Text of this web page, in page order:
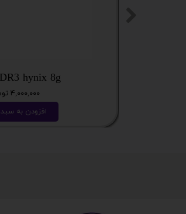
hynix 8g
۴,۰۰۰,۰۰۰ تومان
افزودن به